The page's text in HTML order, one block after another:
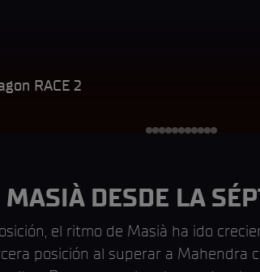
RACE 2
MASIÀ DESDE LA
el ritmo de Masià ha ido
posición al superar a Mahendra